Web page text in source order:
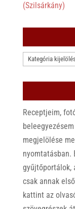
(Szilsárkány)
KATEGÓRIÁK
Receptjeim,
megjelölése
nyomtatásban.
gyűjtőportálok,
csak annak
kattint az